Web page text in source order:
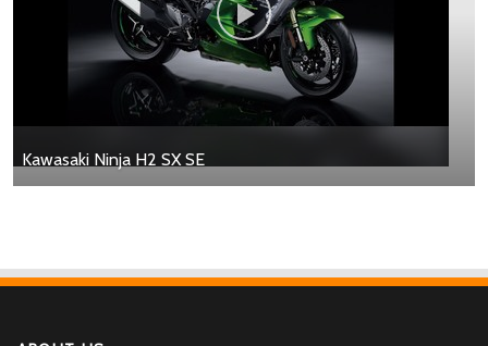
Kawasaki Ninja H2 SX SE